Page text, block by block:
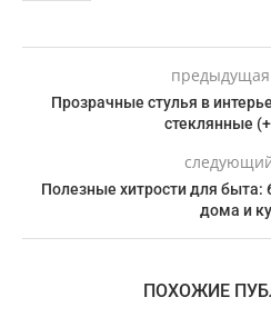
предыдущая
Прозрачные стулья в
стеклянные
Полезные хитрости для быта:
дома и
ПОХОЖИЕ